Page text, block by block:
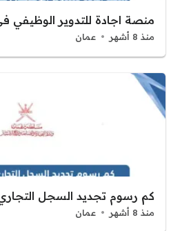
منصة اجادة للتدوير الوظيفي
منذ 8 أشهر عمان
كم رسوم تجديد السجل
منذ 8 أشهر عمان